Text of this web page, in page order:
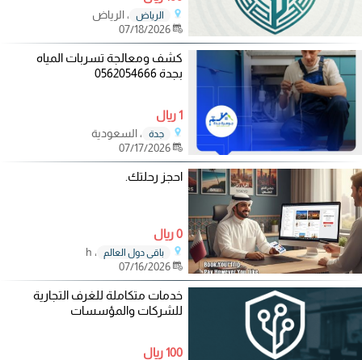
الرياض
، الرياض
07/18/2026
كشف ومعالجة تسربات المياه
بجدة 0562054666
1 ريال
جدة
، السعودية
07/17/2026
احجز رحلتك.
0 ريال
باقي دول العالم
، h
07/16/2026
خدمات متكاملة للغرف التجارية
للشركات والمؤسسات
100 ريال